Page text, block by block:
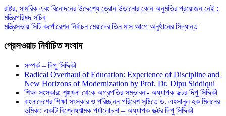
রাষ্ট্র, সামরিক এবং বিনোদনের উদ্দেশ্যে ড্রোন উড়ানোর কোন অনুমতির প্রয়োজন নেই :
মন্ত্রিপরিষদ সচিব
মন্ত্রিসভায় সিটি কর্পোরেশন নির্বাচন মেয়াদের তিন মাস আগে অনুষ্ঠানের সিদ্ধান্ত
প্রেসওয়াচ নির্বাচিত সংবাদ
সম্পর্ক – দিপু সিদ্দিকী
Radical Overhaul of Education: Experience of Discipline and
New Horizons of Modernization by Prof. Dr. Dipu Siddiqui
শিক্ষা সংস্কার: শৃঙ্খলা থেকে অগ্রগতির সম্ভাবনা- অধ্যাপক ডক্টর দিপু সিদ্দিকী
বাংলাদেশের শিক্ষা সংস্কার ও পরিচ্ছন্ন পরিবেশ সৃষ্টিতে ড. এহসানুল হক মিলনের
ভূমিকা: একটি বিশ্লেষণাত্মক পর্যালোচনা – অধ্যাপক ডক্টর দিপু সিদ্দিকী